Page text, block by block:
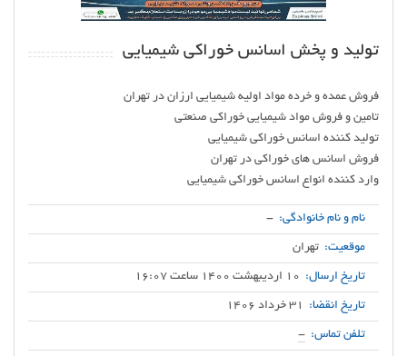
تولید و پخش اسانس خوراکی شیمیایی
وارد کننده انواع اسانس خوراکی شیمیایی
نام و نام خانوادگی: -
موقعیت: تهران
تاریخ ارسال: 10 اردیبهشت 1400 ساعت 16:07
تاریخ انقضا: 31 خرداد 1406
تلفن تماس: -